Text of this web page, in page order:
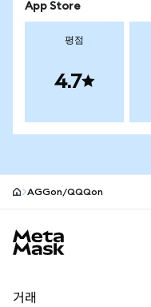
App Store
평점
4.7
AGGon/QQQon
거래